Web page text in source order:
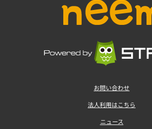
お問い合わせ
法人利用はこちら
ニュース